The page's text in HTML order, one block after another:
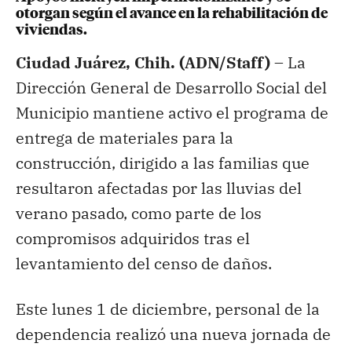
otorgan según el avance en la rehabilitación de
viviendas.
Ciudad Juárez, Chih. (ADN/Staff) – La
Dirección General de Desarrollo Social del
Municipio mantiene activo el programa de
entrega de materiales para la
construcción, dirigido a las familias que
resultaron afectadas por las lluvias del
verano pasado, como parte de los
compromisos adquiridos tras el
levantamiento del censo de daños.
Este lunes 1 de diciembre, personal de la
dependencia realizó una nueva jornada de